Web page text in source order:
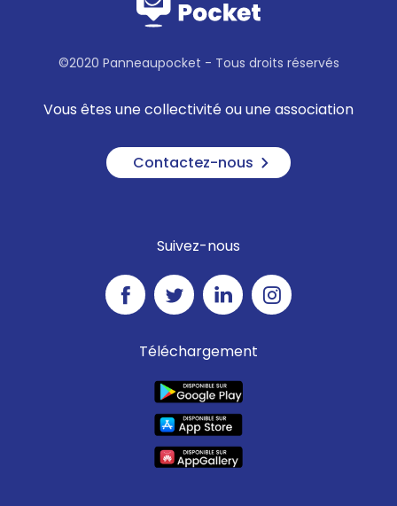
©2020 Panneaupocket - Tous droits réservés
Vous êtes une collectivité ou une association
Contactez-nous
Suivez-nous
Téléchargement